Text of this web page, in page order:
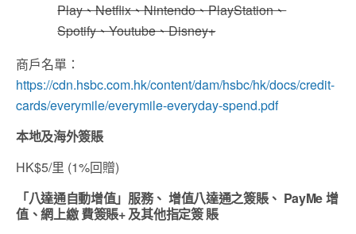
Play、Netflix、Nintendo、PlayStation、
Spotify、Youtube、Disney+
商戶名單：
https://cdn.hsbc.com.hk/content/dam/hsbc/hk/docs/credit-
cards/everymile/everymile-everyday-spend.pdf
本地及海外簽賬
HK$5/里 (1%回贈)
「八達通自動增值」服務、 增值八達通之簽賬、 PayMe 增
值、網上繳 費簽賬+ 及其他指定簽 賬